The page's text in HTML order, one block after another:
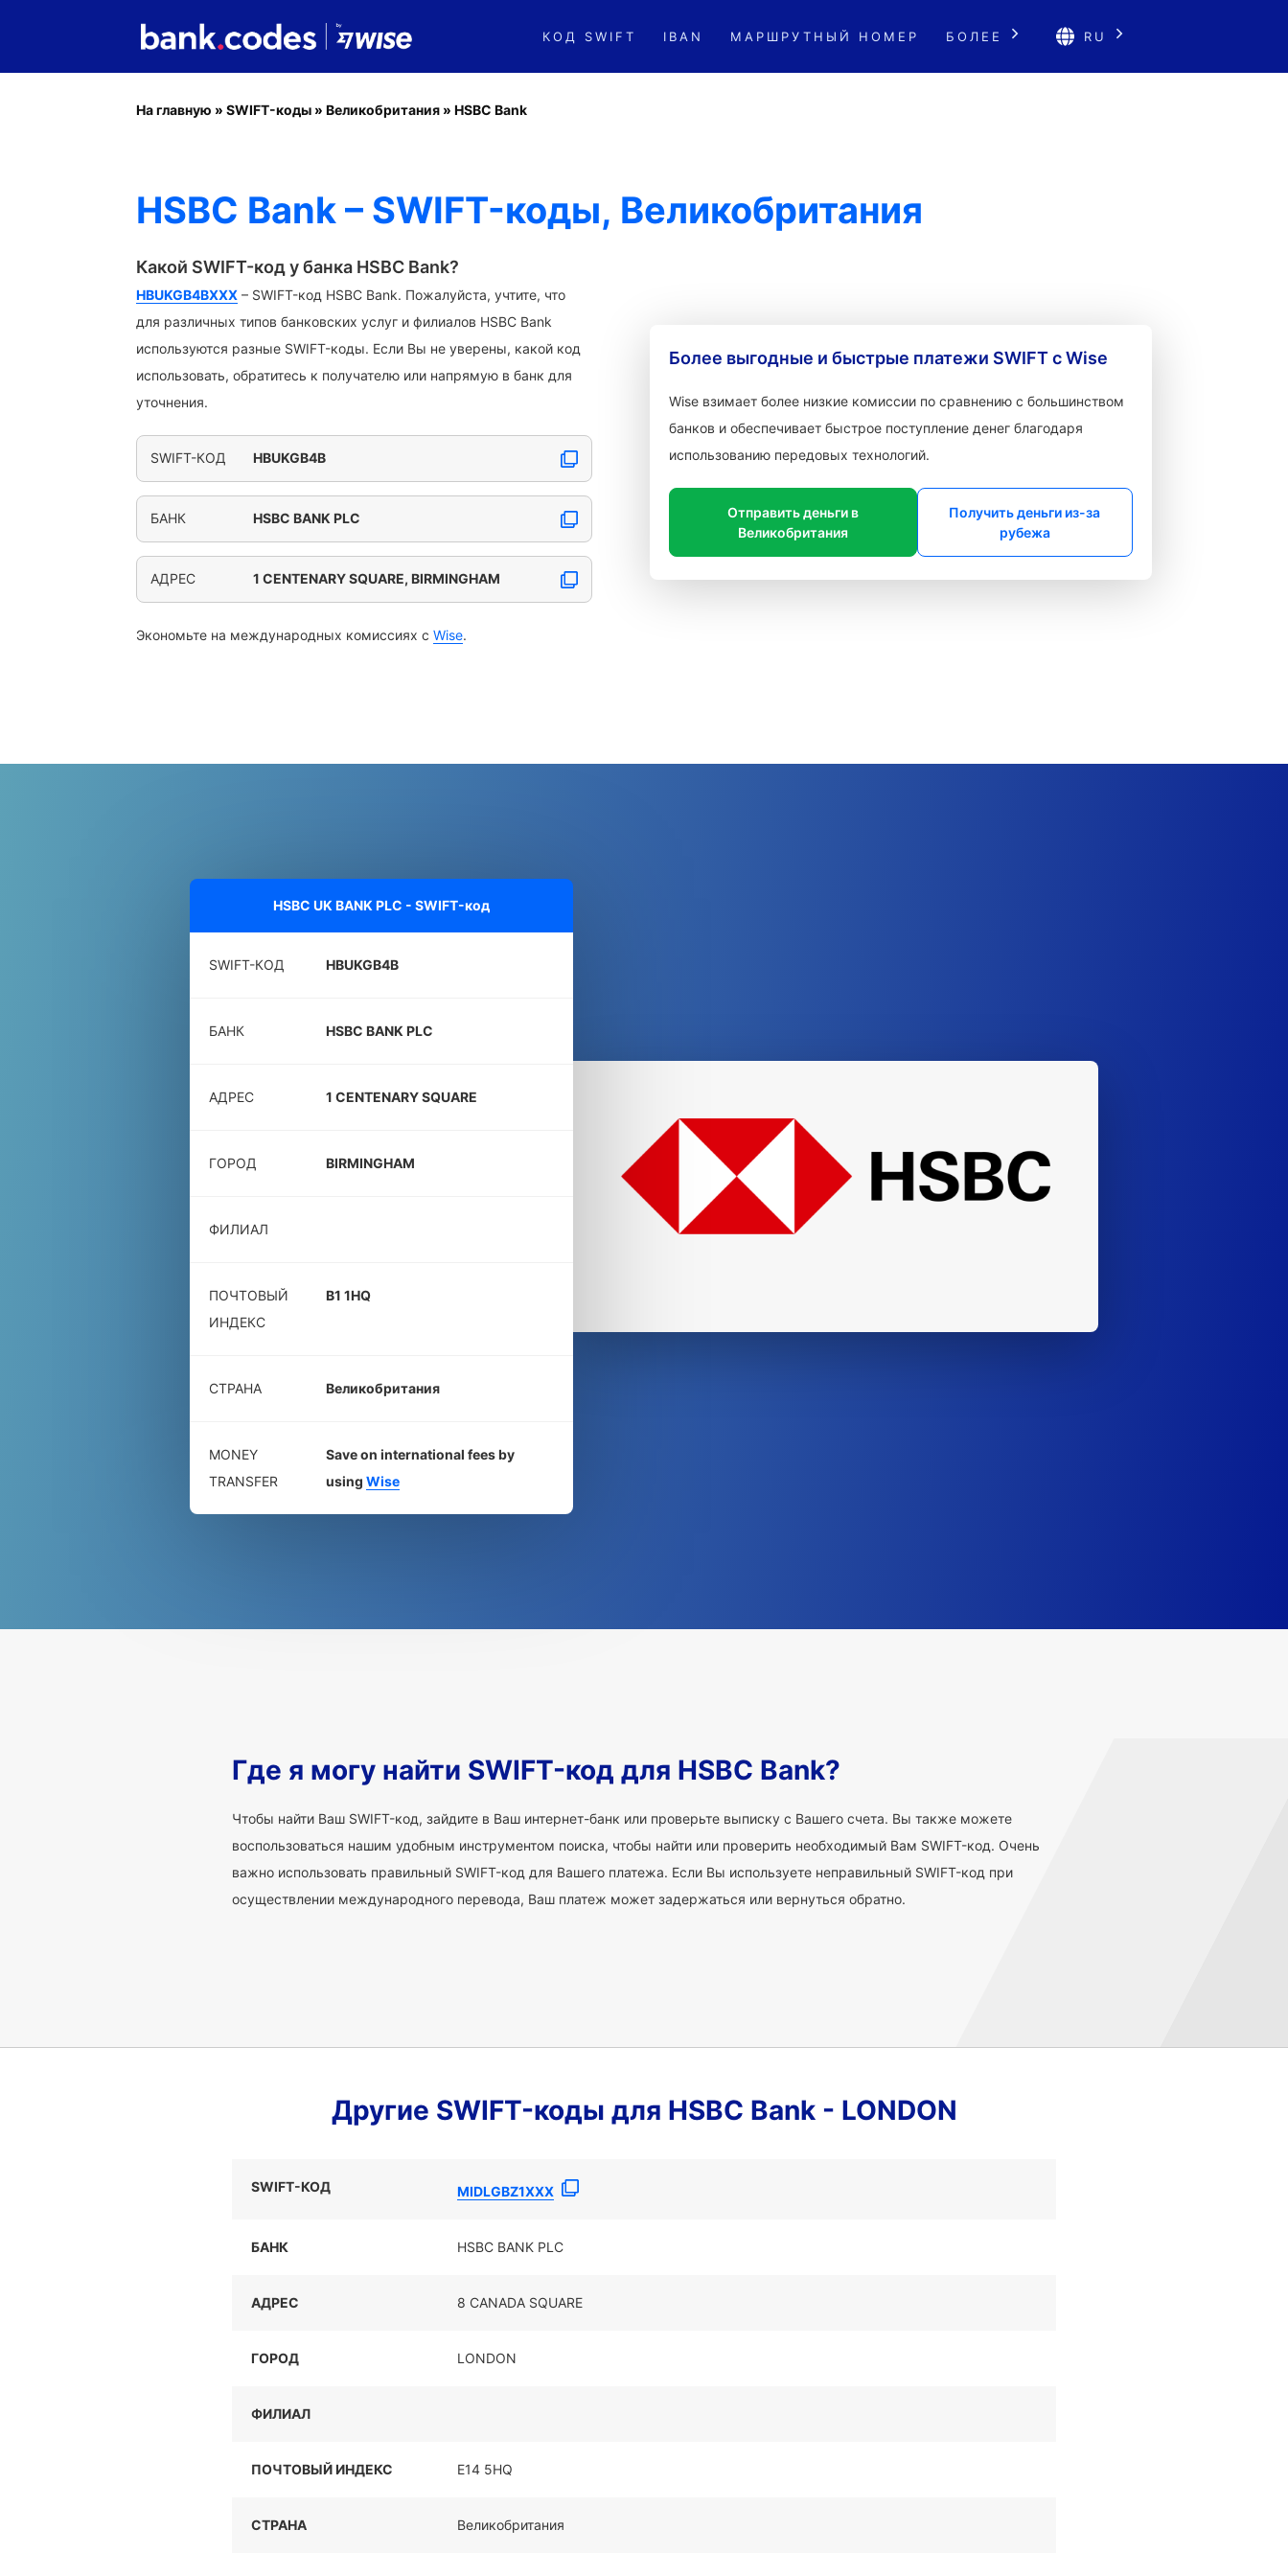
КОД SWIFT IBAN МАРШРУТНЫЙ НОМЕР БОЛЕЕ RU
На главную » SWIFT-коды » Великобритания » HSBC Bank
HSBC Bank – SWIFT-коды, Великобритания
Какой SWIFT-код у банка HSBC Bank?
HBUKGB4BXXX – SWIFT-код HSBC Bank. Пожалуйста, учтите, что
для различных типов банковских услуг и филиалов HSBC Bank
используются разные SWIFT-коды. Если Вы не уверены, какой код
использовать, обратитесь к получателю или напрямую в банк для
уточнения.
SWIFT-КОД HBUKGB4B
БАНК HSBC BANK PLC
АДРЕС 1 CENTENARY SQUARE, BIRMINGHAM
Экономьте на международных комиссиях с Wise.
Более выгодные и быстрые платежи SWIFT с Wise
Wise взимает более низкие комиссии по сравнению с большинством
банков и обеспечивает быстрое поступление денег благодаря
использованию передовых технологий.
Отправить деньги в
Великобритания
Получить деньги из-за
рубежа
HSBC UK BANK PLC - SWIFT-код
SWIFT-КОД HBUKGB4B
БАНК HSBC BANK PLC
АДРЕС 1 CENTENARY SQUARE
ГОРОД BIRMINGHAM
ФИЛИАЛ
ПОЧТОВЫЙ
ИНДЕКС
B1 1HQ
СТРАНА Великобритания
MONEY
TRANSFER
Save on international fees by
using Wise
Где я могу найти SWIFT-код для HSBC Bank?
Чтобы найти Ваш SWIFT-код, зайдите в Ваш интернет-банк или проверьте выписку с Вашего счета. Вы также можете
воспользоваться нашим удобным инструментом поиска, чтобы найти или проверить необходимый Вам SWIFT-код. Очень
важно использовать правильный SWIFT-код для Вашего платежа. Если Вы используете неправильный SWIFT-код при
осуществлении международного перевода, Ваш платеж может задержаться или вернуться обратно.
Другие SWIFT-коды для HSBC Bank - LONDON
SWIFT-КОД MIDLGBZ1XXX
БАНК HSBC BANK PLC
АДРЕС 8 CANADA SQUARE
ГОРОД LONDON
ФИЛИАЛ
ПОЧТОВЫЙ ИНДЕКС E14 5HQ
СТРАНА Великобритания